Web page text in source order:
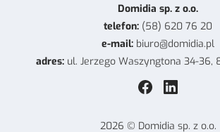
Domidia sp. z o.o.
telefon: (58) 620 76 20
e-mail: biuro@domidia.pl
adres: ul. Jerzego Waszyngtona 34-36,
2026 © Domidia sp. z o.o.